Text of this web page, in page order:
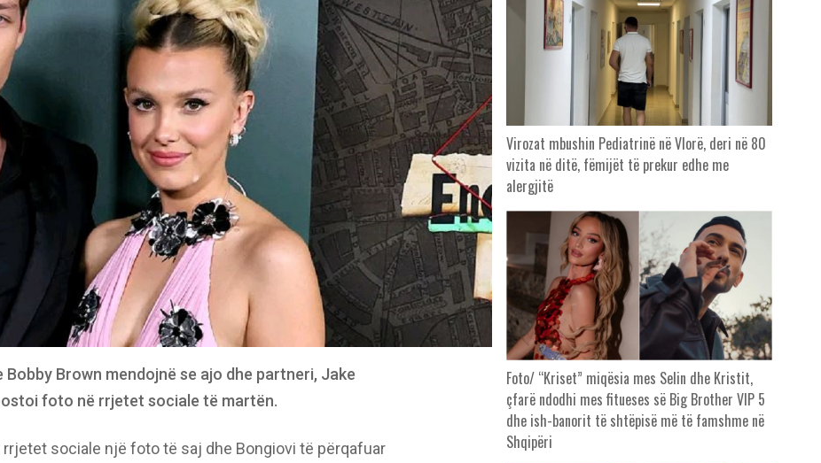
Brown mendojnë se ajo dhe partneri, Jake
foto në rrjetet sociale të martën.
rrjetet sociale një foto të saj dhe Bongiovi të përqafuar
Virozat mbushin Pediatrinë në Vlorë, deri në 80
vizita në ditë, fëmijët të prekur edhe me
alergjitë
Foto/ “Kriset” miqësia mes Selin dhe Kristit,
çfarë ndodhi mes fitueses së Big Brother VIP 5
dhe ish-banorit të shtëpisë më të famshme në
Shqipëri